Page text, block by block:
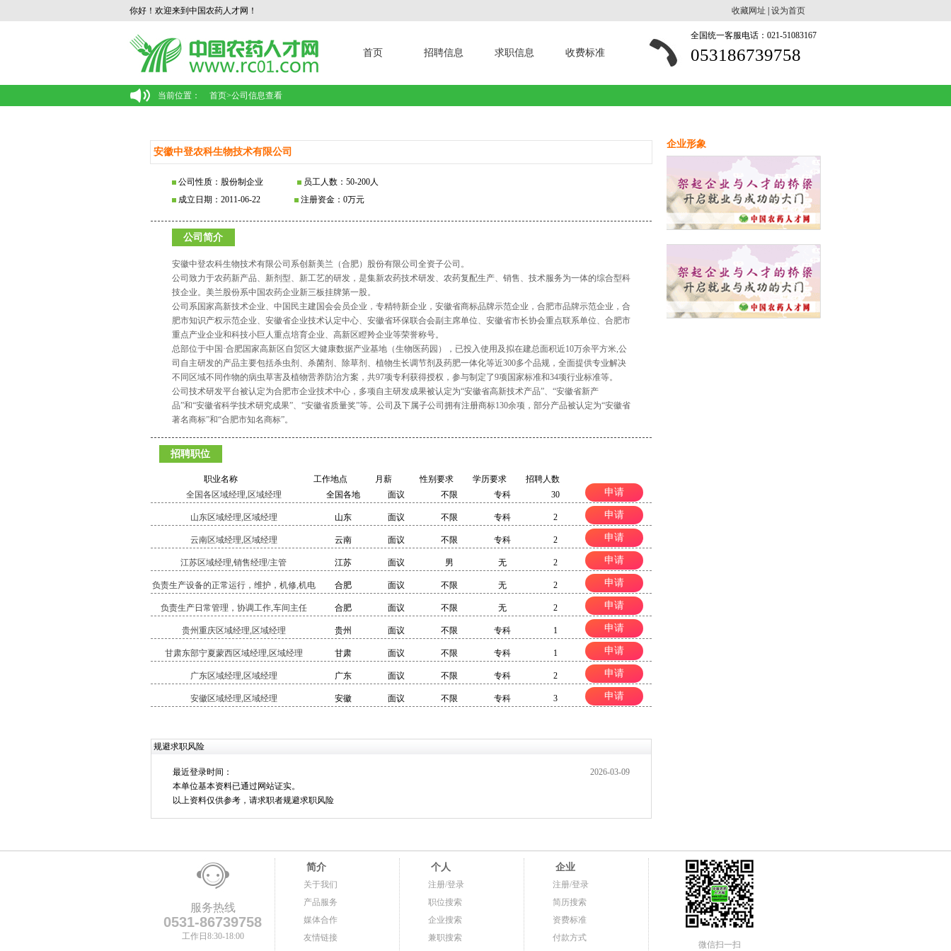
你好！欢迎来到中国农药人才网！ 收藏网址 设为首页
首页 招聘信息 求职信息 收费标准
全国统一客服电话：021-51083167
053186739758
当前位置： 首页>公司信息查看
安徽中登农科生物技术有限公司
公司性质：股份制企业
员工人数：50-200人
成立日期：2011-06-22
注册资金：0万元
公司简介
安徽中登农科生物技术有限公司系创新美兰（合肥）股份有限公司全资子公司。
公司致力于农药新产品、新剂型、新工艺的研发，是集新农药技术研发、农药复配生产、销售、技术服务为一体的综合型科
技企业。美兰股份系中国农药企业新三板挂牌第一股。
公司系国家高新技术企业、中国民主建国会会员企业，专精特新企业，安徽省商标品牌示范企业，合肥市品牌示范企业，合
肥市知识产权示范企业、安徽省企业技术认定中心、安徽省环保联合会副主席单位、安徽省市长协会重点联系单位、合肥市
重点产业企业和科技小巨人重点培育企业、高新区瞪羚企业等荣誉称号。
总部位于中国·合肥国家高新区自贸区大健康数据产业基地（生物医药园），已投入使用及拟在建总面积近10万余平方米,公
司自主研发的产品主要包括杀虫剂、杀菌剂、除草剂、植物生长调节剂及药肥一体化等近300多个品规，全面提供专业解决
不同区域不同作物的病虫草害及植物营养防治方案，共97项专利获得授权，参与制定了9项国家标准和34项行业标准等。
公司技术研发平台被认定为合肥市企业技术中心，多项自主研发成果被认定为“安徽省高新技术产品”、“安徽省新产
品”和“安徽省科学技术研究成果”、“安徽省质量奖”等。公司及下属子公司拥有注册商标130余项，部分产品被认定为“安徽省
著名商标”和“合肥市知名商标”。
招聘职位
职业名称 工作地点 月薪 性别要求 学历要求
招聘人数
全国各区域经理,区域经理
全国各地 面议 不限 专科 30 申请
山东区域经理,区域经理 山东 面议 不限 专科 2 申请
云南区域经理,区域经理 云南 面议 不限 专科 2 申请
江苏区域经理,销售经理/主管 江苏 面议 男 无 2 申请
负责生产设备的正常运行，维护，机修,机电
合肥 面议 不限 无 2 申请
负责生产日常管理，协调工作,车间主任 合肥 面议 不限 无 2 申请
贵州重庆区域经理,区域经理 贵州 面议 不限 专科 1 申请
甘肃东部宁夏蒙西区域经理,区域经理 甘肃 面议 不限 专科 1 申请
广东区域经理,区域经理 广东 面议 不限 专科 2 申请
安徽区域经理,区域经理 安徽 面议 不限 专科 3 申请
规避求职风险
最近登录时间：
2026-03-09
本单位基本资料已通过网站证实。
以上资料仅供参考，请求职者规避求职风险
企业形象
服务热线
0531-86739758
工作日8:30-18:00
简介
关于我们
产品服务
媒体合作
友情链接
个人
注册/登录
职位搜索
企业搜索
兼职搜索
企业
注册/登录
简历搜索
资费标准
付款方式
微信扫一扫